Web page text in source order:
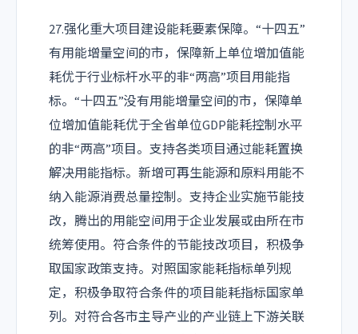
27.强化重大项目建设能耗要素保障。“十四五”
有用能增量空间的市，保障新上单位增加值能
耗优于行业标杆水平的非“两高”项目用能指
标。“十四五”没有用能增量空间的市，保障单
位增加值能耗优于全省单位GDP能耗控制水平
的非“两高”项目。支持各类项目通过能耗置换
解决用能指标。新增可再生能源和原料用能不
纳入能源消费总量控制。支持企业实施节能技
改，腾出的用能空间用于企业发展或由所在市
统筹使用。符合条件的节能技改项目，积极争
取国家政策支持。对照国家能耗指标单列规
定，积极争取符合条件的项目能耗指标国家单
列。对符合各市主导产业的产业链上下游关联